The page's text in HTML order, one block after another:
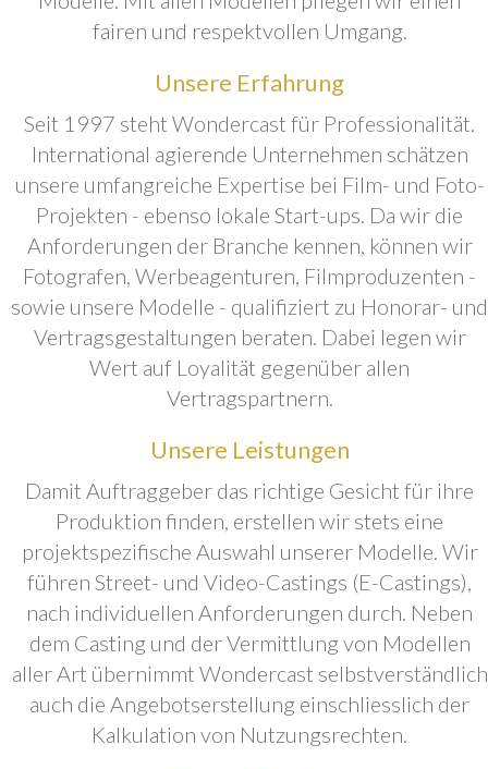
fairen und respektvollen Umgang.
Unsere Erfahrung
Seit 1997 steht Wondercast für Professionalität.
International agierende Unternehmen schätzen
unsere umfangreiche Expertise bei Film- und Foto-
Projekten - ebenso lokale Start-ups. Da wir die
Anforderungen der Branche kennen, können wir
Fotografen, Werbeagenturen, Filmproduzenten -
sowie unsere Modelle - qualifiziert zu Honorar- und
Vertragsgestaltungen beraten. Dabei legen wir
Wert auf Loyalität gegenüber allen
Vertragspartnern.
Unsere Leistungen
Damit Auftraggeber das richtige Gesicht für ihre
Produktion finden, erstellen wir stets eine
projektspezifische Auswahl unserer Modelle. Wir
führen Street- und Video-Castings (E-Castings),
nach individuellen Anforderungen durch. Neben
dem Casting und der Vermittlung von Modellen
aller Art übernimmt Wondercast selbstverständlich
auch die Angebotserstellung einschliesslich der
Kalkulation von Nutzungsrechten.